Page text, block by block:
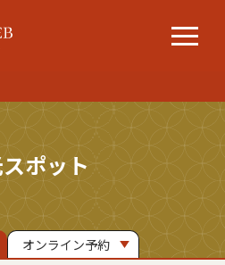
ポット
オンライン予約